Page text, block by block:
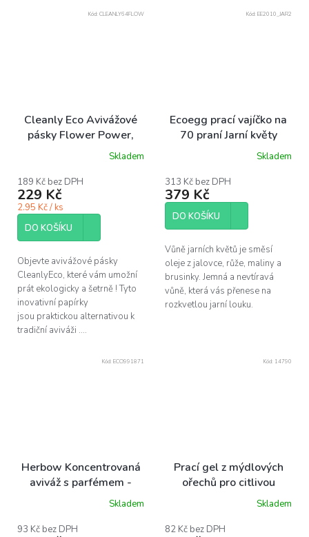
Cleanly Eco Avivážové
pásky Flower Power,
Skladem
189 Kč bez DPH
229 Kč
2.95 Kč / ks
DO KOŠÍKU
Objevte avivážové pásky
CleanlyEco, které vám umožní
prát ekologicky a šetrně ! Tyto
inovativní papírky
jsou praktickou alternativou k
tradiční aviváži ....
Kód: CLEANLY64FLOW
Ecoegg prací vajíčko na
70 praní Jarní květy
produktu
je
4,2
5
Skladem
313 Kč bez DPH
379 Kč
DO KOŠÍKU
Vůně jarních květů je směsí
oleje z jalovce, růže, maliny a
brusinky. Jemná a nevtíravá
vůně, která vás přenese na
rozkvetlou jarní louku.
Kód: EE2010_JAR2
Herbow Koncentrovaná
aviváž s parfémem -
měsíční noc, 200 ml
Skladem
93 Kč bez DPH
Kód: ECO991871
Prací gel z mýdlových
ořechů pro citlivou
pokožku (láhev) Tierra
Skladem
82 Kč bez DPH
Kód: 14790